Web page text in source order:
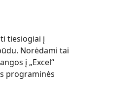
tiesiogiai į
Norėdami tai
į „Excel“
programinės